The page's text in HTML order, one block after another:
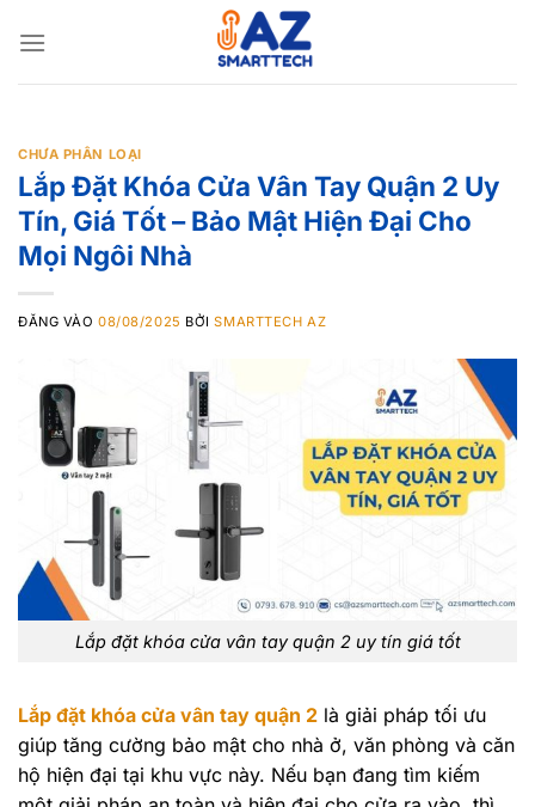
qua
CHƯA PHÂN LOẠI
Lắp Đặt Khóa Cửa Vân Tay Quận 2 Uy
Tín, Giá Tốt – Bảo Mật Hiện Đại Cho
Mọi Ngôi Nhà
ĐĂNG VÀO08/08/2025 BỞISMARTTECH AZ
Lắp đặt khóa cửa vân tay quận 2 uy tín giá tốt
Lắp đặt khóa cửa vân tay quận 2 là giải pháp tối ưu
giúp tăng cường bảo mật cho nhà ở, văn phòng và căn
hộ hiện đại tại khu vực này. Nếu bạn đang tìm kiếm